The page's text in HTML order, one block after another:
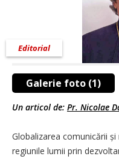
Galerie foto (1)
Editorial
Un articol de: Pr. Nicolae
Globalizarea comunicării
regiunile lumii prin